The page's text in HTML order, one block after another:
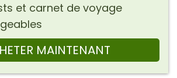
et carnet de voyage
MAINTENANT